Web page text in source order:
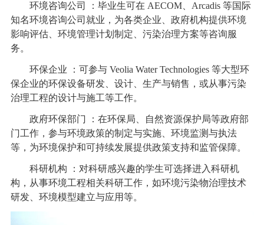
环境咨询公司 ：毕业生可在 AECOM、Arcadis 等国际
知名环境咨询公司就业，为各类企业、政府机构提供环境
影响评估、环境管理计划制定、污染治理方案等咨询服
务。
环保企业 ：可参与 Veolia Water Technologies 等大型环
保企业的环保设备研发、设计、生产与销售，或从事污染
治理工程的设计与施工等工作。
政府环保部门 ：在环保局、自然资源保护局等政府部
门工作，参与环境政策的制定与实施、环境监测与执法
等，为环境保护和可持续发展提供政策支持和监管保障。
科研机构 ：对科研感兴趣的学生可选择进入科研机
构，从事环境工程相关科研工作，如环境污染物治理技术
研发、环境模型建立与应用等。